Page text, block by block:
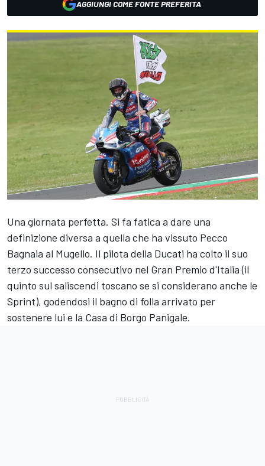
AGGIUNGI COME FONTE PREFERITA
Una giornata perfetta. Si fa fatica a dare una
definizione diversa a quella che ha vissuto Pecco
Bagnaia al Mugello. Il pilota della Ducati ha colto il suo
terzo successo consecutivo nel Gran Premio d'Italia (il
quinto sul saliscendi toscano se si considerano anche le
Sprint), godendosi il bagno di folla arrivato per
sostenere lui e la Casa di Borgo Panigale.